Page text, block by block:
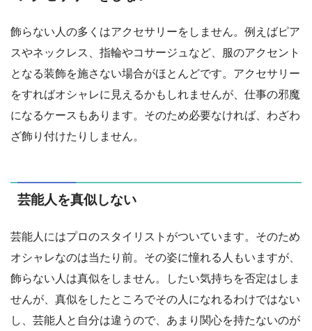
飾らない人の多くはアクセサリーをしません。例えばピア
スやネックレス、指輪やコサージュなど、服のアクセント
となる装飾を施さない場合がほとんどです。アクセサリー
をすればオシャレに見えるかもしれませんが、仕事の邪魔
になるケースもあります。そのため必要なければ、わざわ
ざ飾り付けたりしません。
芸能人を真似しない
芸能人にはプロのスタイリストがついています。そのため
オシャレなのは当たり前。その姿に憧れる人もいますが、
飾らない人は真似をしません。したい気持ちを否定はしま
せんが、真似をしたところでその人になれるわけではない
し、芸能人と自分は違うので、あまり関心を持たないのが